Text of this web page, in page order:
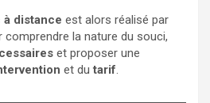
distance est alors réalisé par
la nature du souci,
et proposer une
et dutarif.